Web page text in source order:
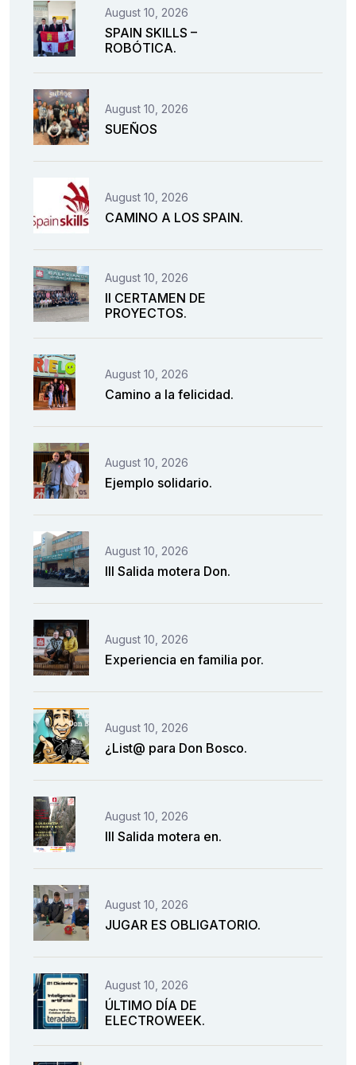
August 10, 2026
SPAIN SKILLS –
ROBÓTICA.
August 10, 2026
SUEÑOS
August 10, 2026
CAMINO A LOS SPAIN.
August 10, 2026
II CERTAMEN DE
PROYECTOS.
August 10, 2026
Camino a la felicidad.
August 10, 2026
Ejemplo solidario.
August 10, 2026
III Salida motera Don.
August 10, 2026
Experiencia en familia por.
August 10, 2026
¿List@ para Don Bosco.
August 10, 2026
III Salida motera en.
August 10, 2026
JUGAR ES OBLIGATORIO.
August 10, 2026
ÚLTIMO DÍA DE
ELECTROWEEK.